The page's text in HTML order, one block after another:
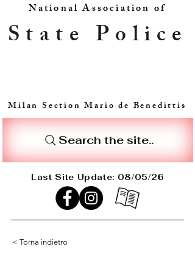
National Association of
Milan Section Mario de Benedittis
Search the site..
State Police
Last Site Update: 08/05/26
< Torna indietro